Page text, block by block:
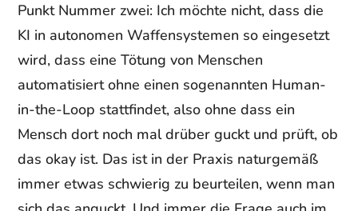
Punkt Nummer zwei: Ich möchte nicht, dass die
KI in autonomen Waffensystemen so eingesetzt
wird, dass eine Tötung von Menschen
automatisiert ohne einen sogenannten Human-
in-the-Loop stattfindet, also ohne dass ein
Mensch dort noch mal drüber guckt und prüft, ob
das okay ist. Das ist in der Praxis naturgemäß
immer etwas schwierig zu beurteilen, wenn man